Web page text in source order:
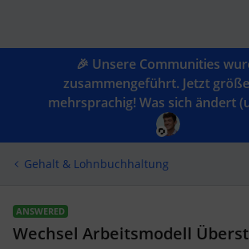
🎉 Unsere Communities
zusammengeführt. Jetzt
mehrsprachig! Was sich ändert
Gehalt & Lohnbuchhaltung
ANSWERED
Wechsel Arbeitsmodell